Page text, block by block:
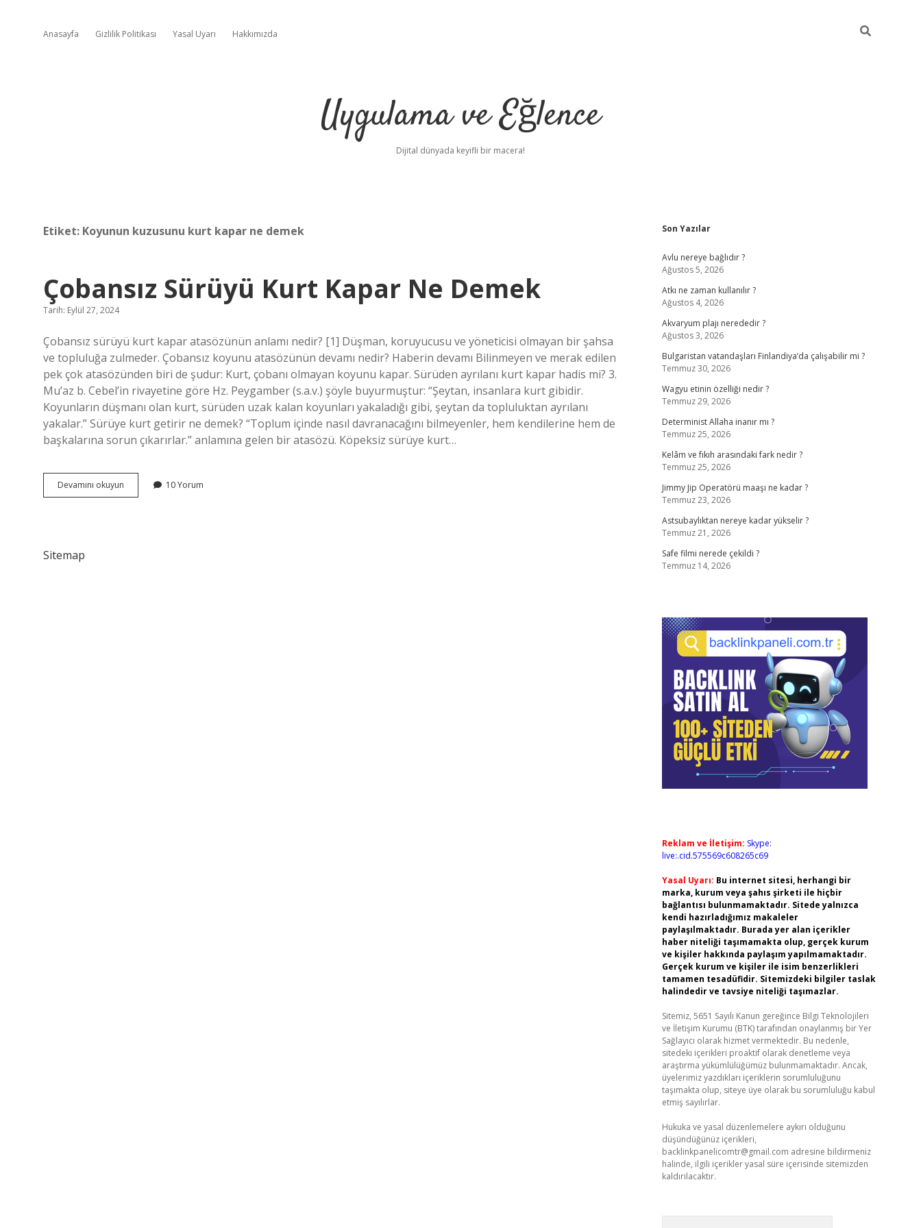
Anasayfa Gizlilik Politikası Yasal Uyarı Hakkımızda
Uygulama ve Eğlence
Dijital dünyada keyifli bir macera!
Etiket: Koyunun kuzusunu kurt kapar ne demek
Çobansız Sürüyü Kurt Kapar Ne Demek
Tarih: Eylül 27, 2024
Çobansız sürüyü kurt kapar atasözünün anlamı nedir? [1] Düşman, koruyucusu ve yöneticisi olmayan bir şahsa
ve topluluğa zulmeder. Çobansız koyunu atasözünün devamı nedir? Haberin devamı Bilinmeyen ve merak edilen
pek çok atasözünden biri de şudur: Kurt, çobanı olmayan koyunu kapar. Sürüden ayrılanı kurt kapar hadis mi? 3.
Mu’az b. Cebel’in rivayetine göre Hz. Peygamber (s.a.v.) şöyle buyurmuştur: “Şeytan, insanlara kurt gibidir.
Koyunların düşmanı olan kurt, sürüden uzak kalan koyunları yakaladığı gibi, şeytan da topluluktan ayrılanı
yakalar.” Sürüye kurt getirir ne demek? “Toplum içinde nasıl davranacağını bilmeyenler, hem kendilerine hem de
başkalarına sorun çıkarırlar.” anlamına gelen bir atasözü. Köpeksiz sürüye kurt…
Devamını okuyun Çobansız
Sürüyü
10 Yorum
Sitemap
Sidebar
Son Yazılar
Avlu nereye bağlıdır ?
Ağustos 5, 2026
Atkı ne zaman kullanılır ?
Ağustos 4, 2026
Akvaryum plajı nerededir ?
Ağustos 3, 2026
Bulgaristan vatandaşları Finlandiya’da çalışabilir mi ?
Temmuz 30, 2026
Wagyu etinin özelliği nedir ?
Temmuz 29, 2026
Determinist Allaha inanır mı ?
Temmuz 25, 2026
Kelâm ve fıkıh arasındaki fark nedir ?
Temmuz 25, 2026
Jimmy Jip Operatörü maaşı ne kadar ?
Temmuz 23, 2026
Astsubaylıktan nereye kadar yükselir ?
Temmuz 21, 2026
Safe filmi nerede çekildi ?
Temmuz 14, 2026
Reklam ve İletişim: Skype:
live:.cid.575569c608265c69
Yasal Uyarı: Bu internet sitesi, herhangi bir
marka, kurum veya şahıs şirketi ile hiçbir
bağlantısı bulunmamaktadır. Sitede yalnızca
kendi hazırladığımız makaleler
paylaşılmaktadır. Burada yer alan içerikler
haber niteliği taşımamakta olup, gerçek kurum
ve kişiler hakkında paylaşım yapılmamaktadır.
Gerçek kurum ve kişiler ile isim benzerlikleri
tamamen tesadüfidir. Sitemizdeki bilgiler taslak
halindedir ve tavsiye niteliği taşımazlar.
Sitemiz, 5651 Sayılı Kanun gereğince Bilgi Teknolojileri
ve İletişim Kurumu (BTK) tarafından onaylanmış bir Yer
Sağlayıcı olarak hizmet vermektedir. Bu nedenle,
sitedeki içerikleri proaktif olarak denetleme veya
araştırma yükümlülüğümüz bulunmamaktadır. Ancak,
üyelerimiz yazdıkları içeriklerin sorumluluğunu
taşımakta olup, siteye üye olarak bu sorumluluğu kabul
etmiş sayılırlar.
Hukuka ve yasal düzenlemelere aykırı olduğunu
düşündüğünüz içerikleri,
backlinkpanelicomtr@gmail.com adresine bildirmeniz
halinde, ilgili içerikler yasal süre içerisinde sitemizden
kaldırılacaktır.